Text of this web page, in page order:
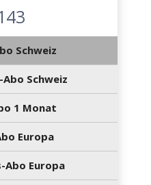
Schweiz
Schweiz
1 Monat
Europa
Abo Europa